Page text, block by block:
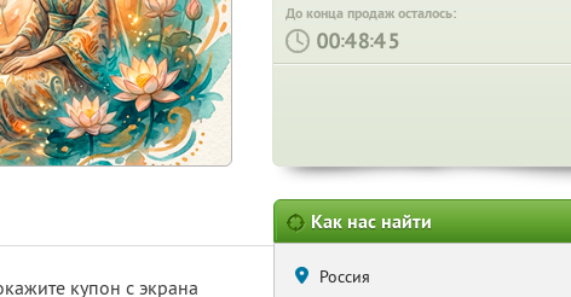
До конца продаж осталось:
: :
купон с экрана
Как нас найти
Россия